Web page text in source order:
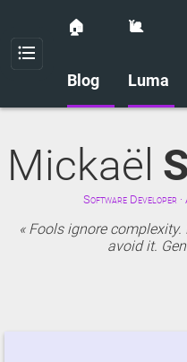
Menu
🏠
Blog
🐌
Luma
Mickaël
Software Developer ·
Fools ignore
avoid it.